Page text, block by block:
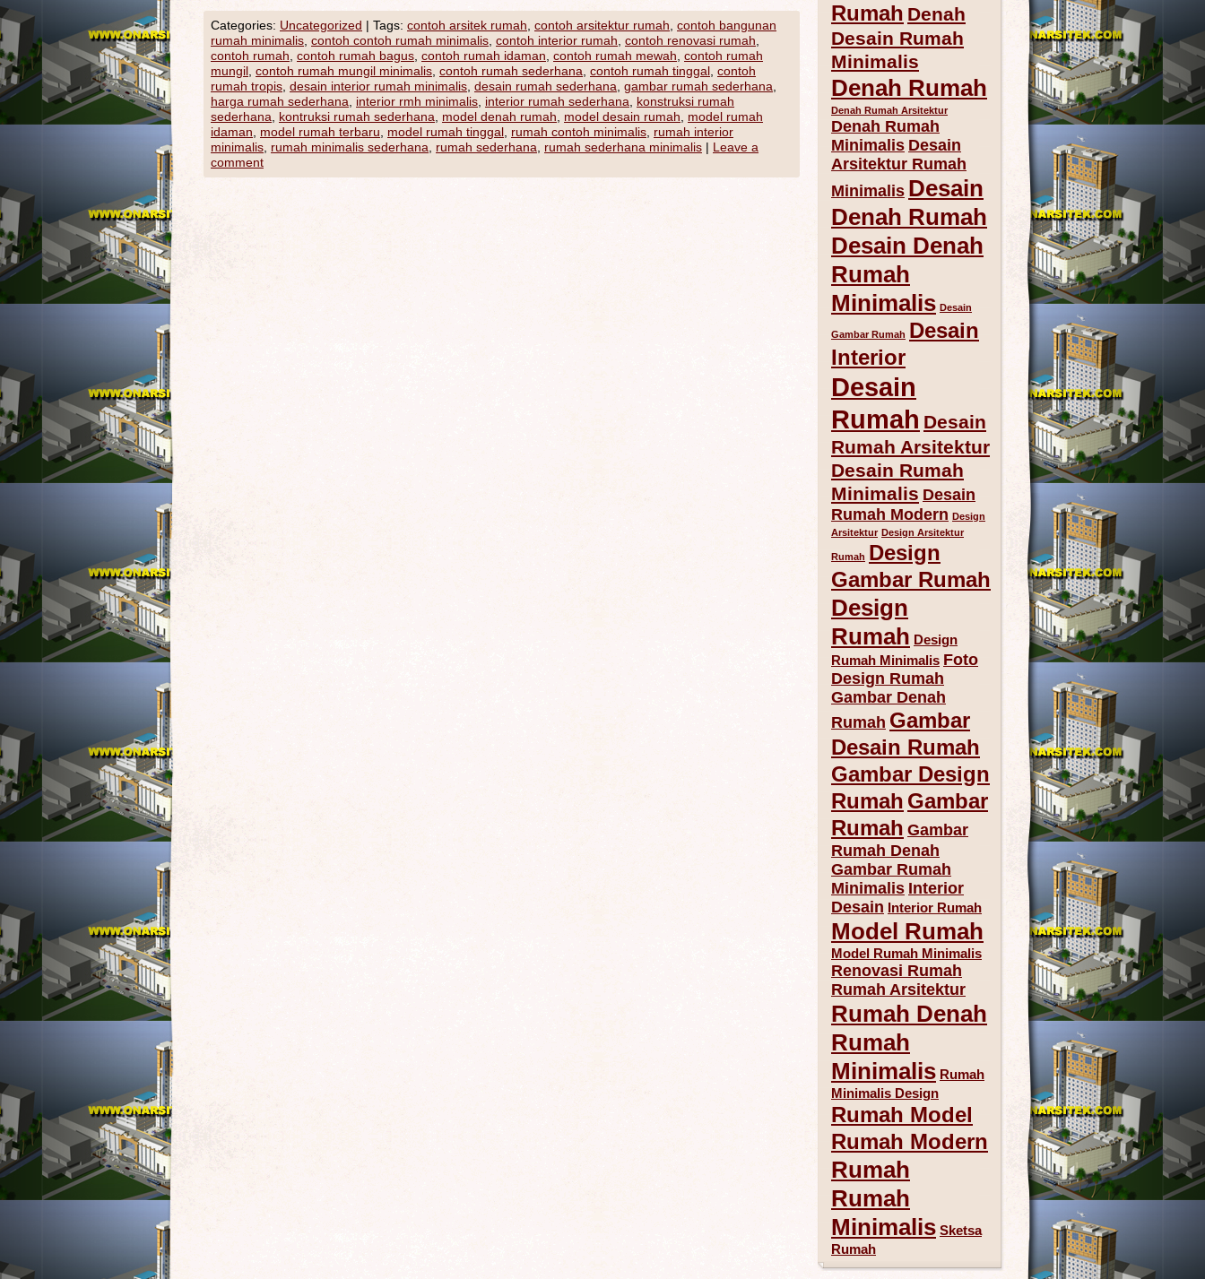
Categories: Uncategorized | Tags: contoh arsitek rumah contoh arsitektur rumah contoh bangunan
rumah minimalis contoh contoh rumah minimalis contoh interior rumah contoh renovasi rumah
contoh rumah contoh rumah bagus contoh rumah idaman contoh rumah mewah contoh rumah
mungil contoh rumah mungil minimalis contoh rumah sederhana contoh rumah tinggal contoh
rumah tropis desain interior rumah minimalis desain rumah sederhana gambar rumah sederhana
harga rumah sederhana
interior rmh minimalis interior rumah sederhana
konstruksi rumah
sederhana
kontruksi rumah sederhana model denah rumah model desain rumah
model rumah
idaman
model rumah terbaru model rumah tinggal rumah contoh minimalis rumah interior
minimalis rumah minimalis sederhana rumah sederhana rumah sederhana minimalis | Leave a
comment
Rumah Denah
Desain Rumah
Minimalis
Denah Rumah
Denah Rumah Arsitektur
Denah Rumah
Minimalis Desain
Arsitektur Rumah
Minimalis Desain
Denah Rumah
Desain Denah
Rumah
Minimalis Desain
Gambar Rumah Desain
Interior
Desain
Rumah Desain
Rumah Arsitektur
Desain Rumah
Minimalis Desain
Rumah Modern Design
Arsitektur Design Arsitektur
Rumah Design
Gambar Rumah
Design
Rumah Design
Rumah Minimalis Foto
Design Rumah
Gambar Denah
Rumah Gambar
Desain Rumah
Gambar Design
Rumah Gambar
Rumah Gambar
Rumah Denah
Gambar Rumah
Minimalis Interior
Desain
Interior Rumah
Model Rumah
Model Rumah Minimalis
Renovasi Rumah
Rumah Arsitektur
Rumah Denah
Rumah
Minimalis Rumah
Minimalis Design
Rumah Model
Rumah Modern
Rumah
Rumah
Minimalis Sketsa
Rumah